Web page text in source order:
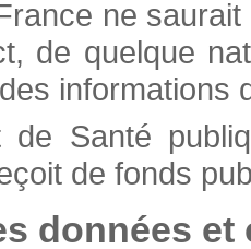
ne
de quelque
informations
Santé
de fonds
données et